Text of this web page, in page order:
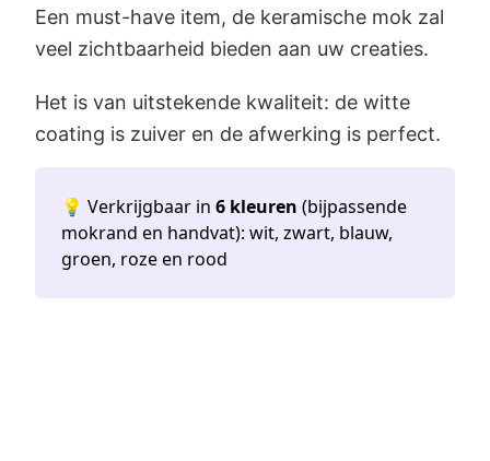
Een must-have item, de keramische mok zal
veel zichtbaarheid bieden aan uw creaties.
Het is van uitstekende kwaliteit: de witte
coating is zuiver en de afwerking is perfect.
💡 Verkrijgbaar in 6 kleuren (bijpassende
mokrand en handvat): wit, zwart, blauw,
groen, roze en rood